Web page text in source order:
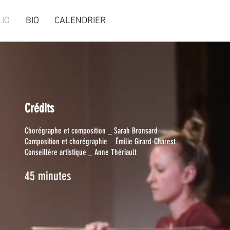
BIO CALENDRIER
Crédits
Chorégraphe et composition _ Sarah Bronsard
Composition et chorégraphie _ Émilie Girard-Charest
Conseillère artistique _ Anne Thériault
45 minutes